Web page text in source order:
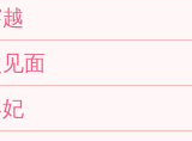
面